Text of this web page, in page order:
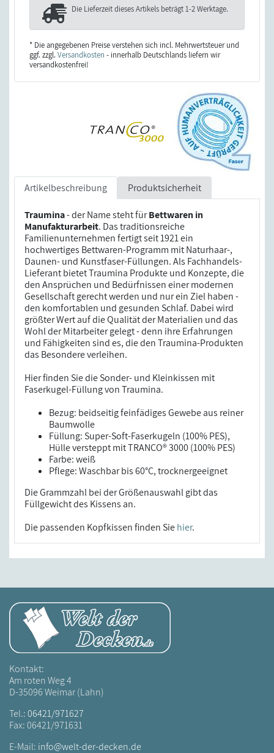
Die Lieferzeit dieses Artikels beträgt1-2 Werktage.
* Die angegebenen Preise verstehen sich incl. Mehrwertsteuer und
ggf. zzgl.Versandkosten - innerhalb Deutschlands liefern wir
versandkostenfrei!
Artikelbeschreibung Produktsicherheit
Traumina- der Name steht fürBettwaren in
Manufakturarbeit. Das traditionsreiche
Familienunternehmen fertigt seit 1921 ein
hochwertiges Bettwaren-Programm mit Naturhaar-,
Daunen- und Kunstfaser-Füllungen. Als Fachhandels-
Lieferant bietet Traumina Produkte und Konzepte, die
den Ansprüchen und Bedürfnissen einer modernen
Gesellschaft gerecht werden und nur ein Ziel haben -
den komfortablen und gesunden Schlaf. Dabei wird
größter Wert auf die Qualität der Materialien und das
Wohl der Mitarbeiter gelegt - denn ihre Erfahrungen
und Fähigkeiten sind es, die den Traumina-Produkten
das Besondere verleihen.
Hier finden Sie die Sonder- und Kleinkissen mit
Faserkugel-Füllung von Traumina.
Bezug: beidseitig feinfädiges Gewebe aus reiner
Baumwolle
Füllung: Super-Soft-Faserkugeln (100% PES),
Hülle versteppt mit TRANCO® 3000 (100% PES)
Farbe: weiß
Pflege: Waschbar bis 60°C, trocknergeeignet
Die Grammzahl bei der Größenauswahl gibt das
Füllgewicht des Kissens an.
Die passenden Kopfkissen finden Siehier.
Kontakt:
Am roten Weg 4
D-35096 Weimar (Lahn)
Tel.:06421/971627
Fax: 06421/971631
E-Mail: info@welt-der-decken.de